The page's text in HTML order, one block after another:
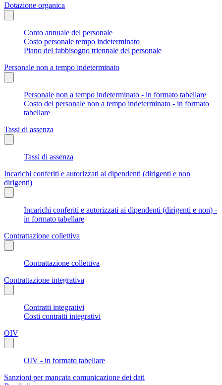
Dotazione organica
Conto annuale del personale
Costo personale tempo indeterminato
Piano del fabbisogno triennale del personale
Personale non a tempo indeterminato
Personale non a tempo indeterminato - in formato tabellare
Costo del personale non a tempo indeterminato - in formato
tabellare
Tassi di assenza
Tassi di assenza
Incarichi conferiti e autorizzati ai dipendenti (dirigenti e non
dirigenti)
Incarichi conferiti e autorizzati ai dipendenti (dirigenti e non) -
in formato tabellare
Contrattazione collettiva
Contrattazione collettiva
Contrattazione integrativa
Contratti integrativi
Costi contratti integrativi
OIV
OIV - in formato tabellare
Sanzioni per mancata comunicazione dei dati